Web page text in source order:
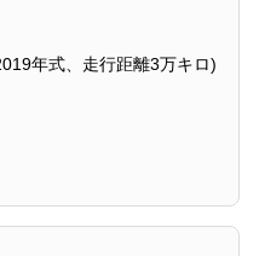
年式、走行距離3万キロ)